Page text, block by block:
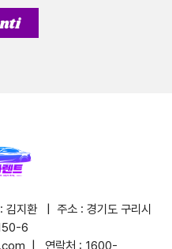
김지환 | 주소 : 경기도 구리시
6
| 연락처 : 1600-